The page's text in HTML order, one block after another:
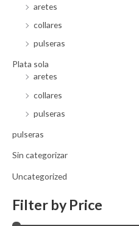
aretes
collares
pulseras
Plata sola
aretes
collares
pulseras
pulseras
Sin categorizar
Uncategorized
Filter by Price